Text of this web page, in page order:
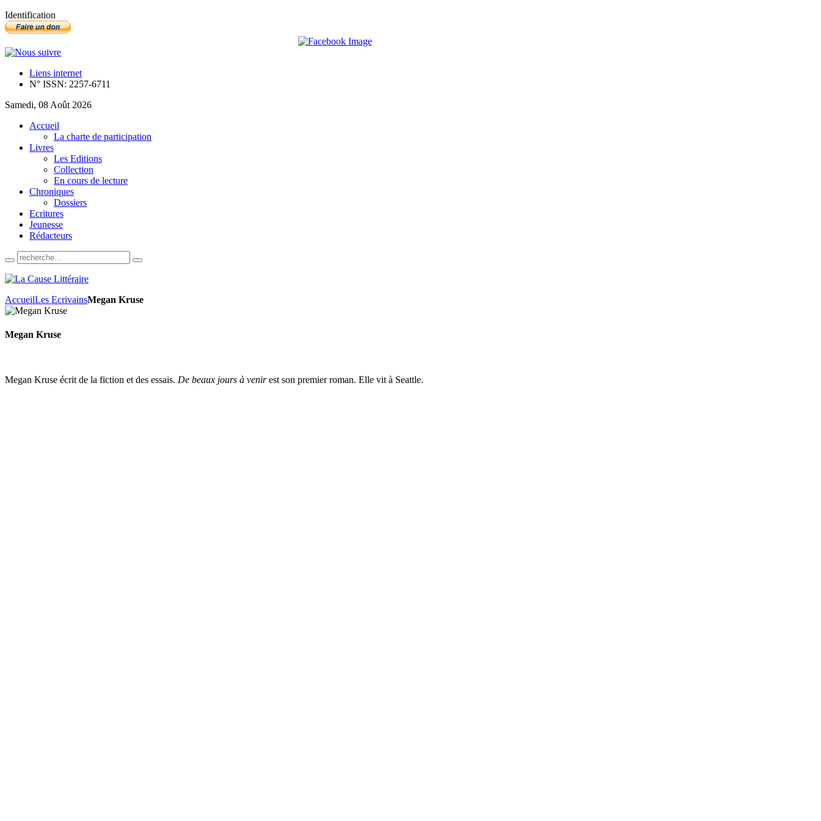
Identification
Liens internet
N° ISSN: 2257-6711
Samedi, 08 Août 2026
Accueil
La charte de participation
Livres
Les Editions
Collection
En cours de lecture
Chroniques
Dossiers
Ecritures
Jeunesse
Rédacteurs
AccueilLes EcrivainsMegan Kruse
Megan Kruse
Megan Kruse écrit de la fiction et des essais. De beaux jours à venirest son premier roman. Elle vit à Seattle.